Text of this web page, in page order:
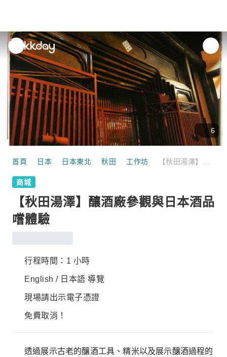
unread
notifications
6
首頁 日本 日本東北 秋田 工作坊
商城
【秋田湯澤】釀酒廠參觀與日本酒品
嚐體驗
行程時間：1 小時
English / 日本語 導覽
現場請出示電子憑證
免費取消！
透過展示古老的釀酒工具、精米以及展示釀酒過程的